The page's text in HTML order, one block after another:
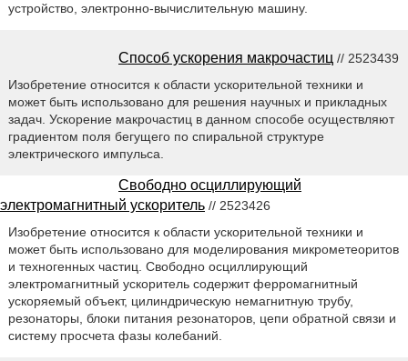
устройство, электронно-вычислительную машину.
Способ ускорения макрочастиц // 2523439
Изобретение относится к области ускорительной техники и
может быть использовано для решения научных и прикладных
задач. Ускорение макрочастиц в данном способе осуществляют
градиентом поля бегущего по спиральной структуре
электрического импульса.
Свободно осциллирующий
электромагнитный ускоритель // 2523426
Изобретение относится к области ускорительной техники и
может быть использовано для моделирования микрометеоритов
и техногенных частиц. Свободно осциллирующий
электромагнитный ускоритель содержит ферромагнитный
ускоряемый объект, цилиндрическую немагнитную трубу,
резонаторы, блоки питания резонаторов, цепи обратной связи и
систему просчета фазы колебаний.